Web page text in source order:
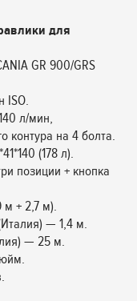
для
GR 900/GRS
ISO.
л/мин,
контура на 4 болта.
(178 л).
позиции + кнопка
м + 2,7 м).
— 1,4 м.
— 25 м.